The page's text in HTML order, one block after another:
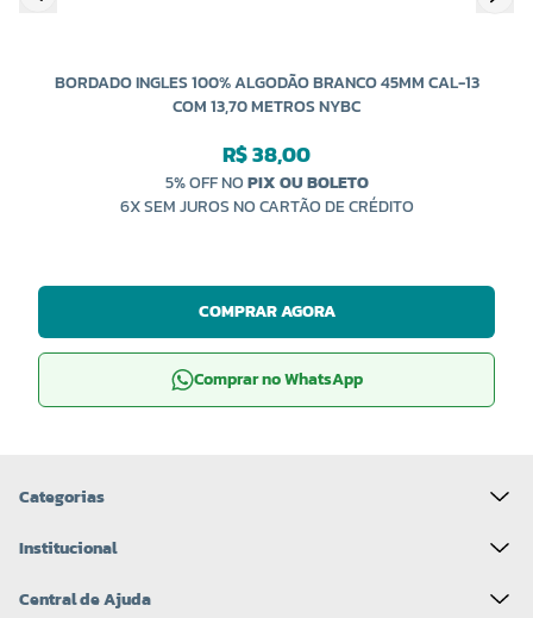
BORDADO INGLES 100% ALGODÃO BRANCO 45MM CAL-13
COM 13,70 METROS NYBC
R$ 38,00
5% OFF NOPIX OU BOLETO
6X SEM JUROS NO CARTÃO DE CRÉDITO
COMPRAR AGORA
Comprar no WhatsApp
Categorias
Institucional
Central de Ajuda